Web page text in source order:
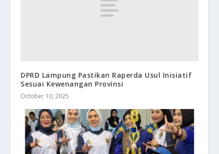
DPRD Lampung Pastikan Raperda Usul Inisiatif
Sesuai Kewenangan Provinsi
October 10, 2025